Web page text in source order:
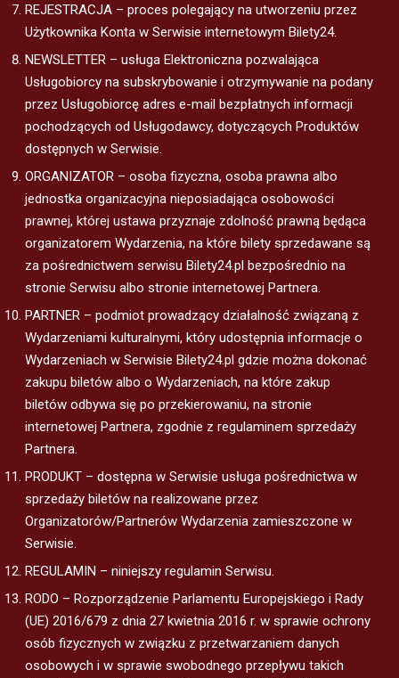
REJESTRACJA – proces polegający na utworzeniu przez
Użytkownika Konta w Serwisie internetowym Bilety24.
NEWSLETTER – usługa Elektroniczna pozwalająca
Usługobiorcy na subskrybowanie i otrzymywanie na podany
przez Usługobiorcę adres e-mail bezpłatnych informacji
pochodzących od Usługodawcy, dotyczących Produktów
dostępnych w Serwisie.
ORGANIZATOR – osoba fizyczna, osoba prawna albo
jednostka organizacyjna nieposiadająca osobowości
prawnej, której ustawa przyznaje zdolność prawną będąca
organizatorem Wydarzenia, na które bilety sprzedawane są
za pośrednictwem serwisu Bilety24.pl bezpośrednio na
stronie Serwisu albo stronie internetowej Partnera.
PARTNER – podmiot prowadzący działalność związaną z
Wydarzeniami kulturalnymi, który udostępnia informacje o
Wydarzeniach w Serwisie Bilety24.pl gdzie można dokonać
zakupu biletów albo o Wydarzeniach, na które zakup
biletów odbywa się po przekierowaniu, na stronie
internetowej Partnera, zgodnie z regulaminem sprzedaży
Partnera.
PRODUKT – dostępna w Serwisie usługa pośrednictwa w
sprzedaży biletów na realizowane przez
Organizatorów/Partnerów Wydarzenia zamieszczone w
Serwisie.
REGULAMIN – niniejszy regulamin Serwisu.
RODO – Rozporządzenie Parlamentu Europejskiego i Rady
(UE) 2016/679 z dnia 27 kwietnia 2016 r. w sprawie ochrony
osób fizycznych w związku z przetwarzaniem danych
osobowych i w sprawie swobodnego przepływu takich